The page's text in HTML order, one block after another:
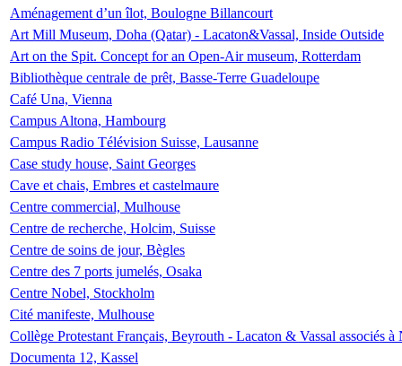
Aménagement d’un îlot, Boulogne Billancourt
Art Mill Museum, Doha (Qatar) - Lacaton&Vassal, Inside Outside
Art on the Spit. Concept for an Open-Air museum, Rotterdam
Bibliothèque centrale de prêt, Basse-Terre Guadeloupe
Café Una, Vienna
Campus Altona, Hambourg
Campus Radio Télévision Suisse, Lausanne
Case study house, Saint Georges
Cave et chais, Embres et castelmaure
Centre commercial, Mulhouse
Centre de recherche, Holcim, Suisse
Centre de soins de jour, Bègles
Centre des 7 ports jumelés, Osaka
Centre Nobel, Stockholm
Cité manifeste, Mulhouse
Collège Protestant Français, Beyrouth - Lacaton & Vassal associés
Documenta 12, Kassel